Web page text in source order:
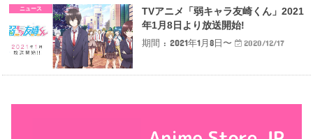
ニュース
TVアニメ「弱キャラ友崎くん」2021
年1月8日より放送開始!
期間 : 2021年1月8日〜
2020/12/17